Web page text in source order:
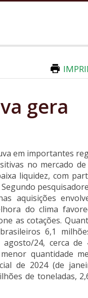
gera
em importantes
no mercado de
liquidez, com
aquisições
do clima
as cotações.
6,1
24, cerca de
quantidade
de 2024 (de
de toneladas,